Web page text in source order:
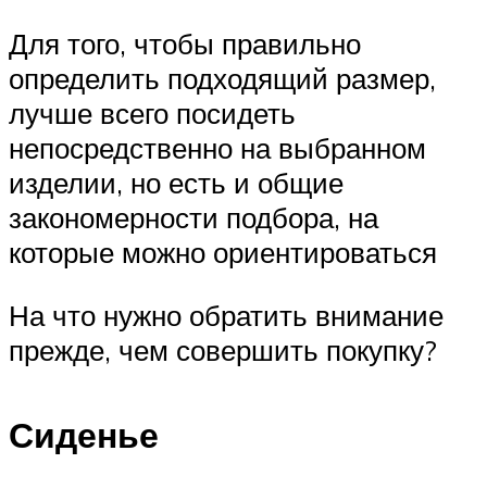
Для того, чтобы правильно
определить подходящий размер,
лучше всего посидеть
непосредственно на выбранном
изделии, но есть и общие
закономерности подбора, на
которые можно ориентироваться
На что нужно обратить внимание
прежде, чем совершить покупку?
Сиденье